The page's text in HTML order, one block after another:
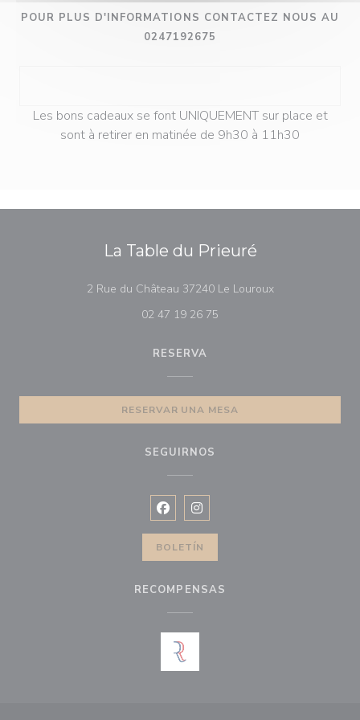
POUR PLUS D'INFORMATIONS CONTACTEZ NOUS AU
0247192675
Les bons cadeaux se font UNIQUEMENT sur place et
sont à retirer en matinée de 9h30 à 11h30
La Table du Prieuré
2 Rue du Château 37240 Le Louroux((abre en una
02 47 19 26 75
RESERVA
RESERVAR UNA MESA
SEGUIRNOS
Facebook ((abre en una nueva
Instagram ((abre en una
BOLETÍN
RECOMPENSAS